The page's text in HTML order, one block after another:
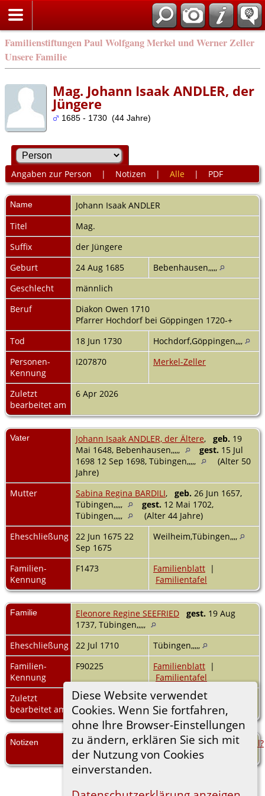
Familienstiftungen Paul Wolfgang Merkel und Werner Zeller
Unsere Familie
Diese Website verwendet
Cookies. Wenn Sie fortfahren,
ohne Ihre Browser-Einstellungen
zu ändern, erklären Sie sich mit
der Nutzung von Cookies
einverstanden.
Mag. Johann Isaak ANDLER, der
Jüngere
1685 - 1730 (44 Jahre)
Angaben zur Person | Notizen | Alle | PDF
Name Johann Isaak ANDLER
Titel
Mag.
Suffix
der Jüngere
Geburt
24 Aug 1685
Bebenhausen,,,,,
Geschlecht
männlich
Beruf
Diakon Owen 1710
Pfarrer Hochdorf bei Göppingen 1720-+
Tod
18 Jun 1730
Hochdorf,Göppingen,,,,
Personen-
Kennung
I207870 Merkel-Zeller
Zuletzt
bearbeitet am
6 Apr 2026
Vater Johann Isaak ANDLER, der Ältere, geb. 19
Mai 1648, Bebenhausen,,,,,
gest. 15 Jul
1698 12 Sep 1698, Tübingen,,,,,
(Alter 50
Jahre)
Mutter
Sabina Regina BARDILI, geb. 26 Jun 1657,
Tübingen,,,,,
gest. 12 Mai 1702,
Tübingen,,,,,
(Alter 44 Jahre)
Eheschließung
22 Jun 1675 22
Sep 1675
Weilheim,Tübingen,,,,
Familien-
Kennung
F1473 Familienblatt |
Familientafel
Familie Eleonore Regine SEEFRIED gest. 19 Aug
1737, Tübingen,,,,,
Eheschließung
22 Jul 1710
Tübingen,,,,,
Familien-
Kennung
F90225 Familienblatt |
Familientafel
Zuletzt
bearbeitet am
6 Apr 2026
Notizen
https://www.wkgo.de/personen/suchedetail?
sw=gnd:GNDPFB97